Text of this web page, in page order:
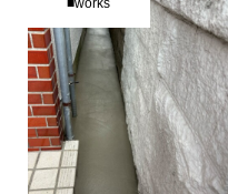
■works